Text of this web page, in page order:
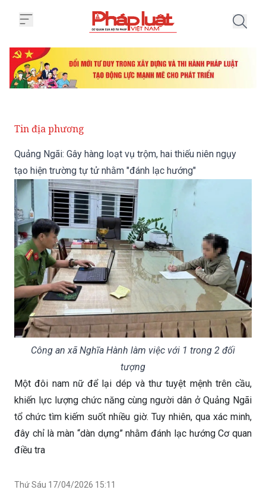
Tin địa phương
Quảng Ngãi: Gây hàng loạt vụ trộm, hai thiếu niên ngụy
tạo hiện trường tự tử nhằm "đánh lạc hướng"
Công an xã Nghĩa Hành làm việc với 1 trong 2 đối
tượng
Một đôi nam nữ để lại dép và thư tuyệt mệnh trên cầu,
khiến lực lượng chức năng cùng người dân ở Quảng Ngãi
tổ chức tìm kiếm suốt nhiều giờ. Tuy nhiên, qua xác minh,
đây chỉ là màn “dàn dựng” nhằm đánh lạc hướng Cơ quan
điều tra
Thứ Sáu 17/04/2026 15:11